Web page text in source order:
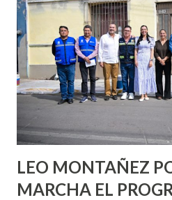
o expertas en el tema. Siempre
aprender y nuevas experiencias
chica y aún no has tenido
pienses que el sexo será
experimentarlo, pero como
experiencia te dirá, siempre es
son suficientemen...
LEO MONTAÑEZ
MARCHA EL